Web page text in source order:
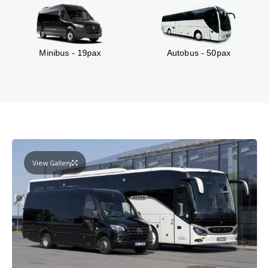
Minibus - 19pax Autobus - 50pax
View Gallery